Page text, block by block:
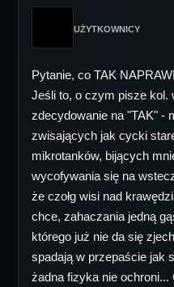
UŻYTKOWNICY
Pytanie, co TAK
Jeśli to, o czym pisze kol.
zdecydowanie na "TAK" -
zwisających jak cycki
mikrotanków, bijących
wycofywania się na
że czołg wisi nad
chce, zahaczania jedną
którego już nie da się
spadają w przepaście jak
żadna fizyka nie